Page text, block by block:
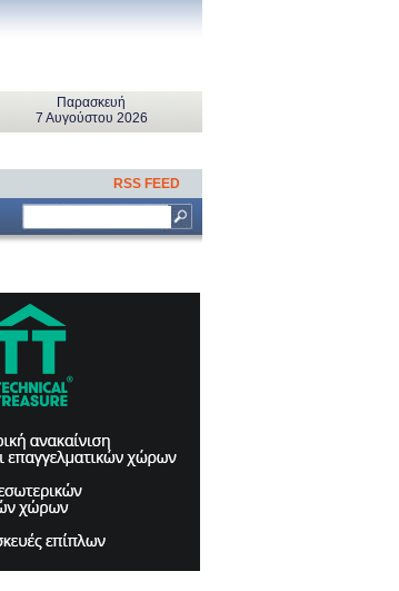
Παρασκευή
7 Αυγούστου 2026
RSS FEED